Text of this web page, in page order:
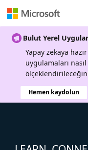
Bulut Yerel
Yapay zekaya
uygulamaları
Hemen kaydolun